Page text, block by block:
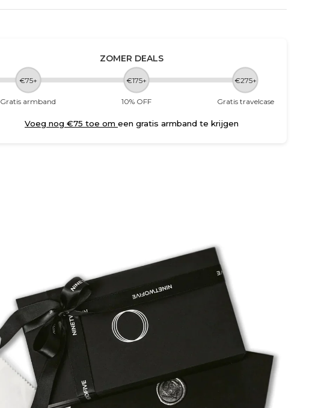
ZOMER DEALS
€75+ €175+ €275+
Gratis armband 10% OFF Gratis travelcase
Voeg nog €75 toe om een gratis armband te krijgen